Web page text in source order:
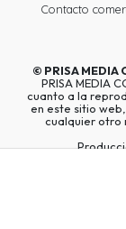
Contacto
© PRISA MEDIA
PRISA MEDIA
cuanto a la
en este sitio
cualquier otro